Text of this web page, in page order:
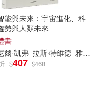
(79)
能與未來：宇宙進化、科
勢與人類未來
書
爾·凱弗 拉斯·特維德 雅各布·
$407 $468